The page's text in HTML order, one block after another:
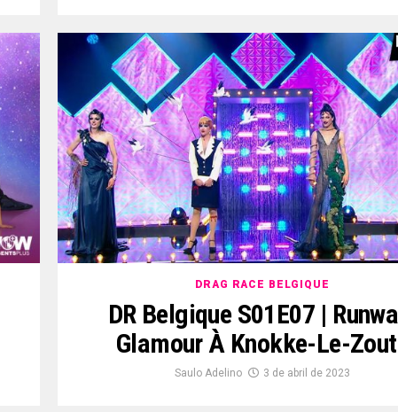
DRAG RACE BELGIQUE
DR Belgique S01E07 |
Glamour À Knokke-Le-
Saulo Adelino 3 de abril de 2023